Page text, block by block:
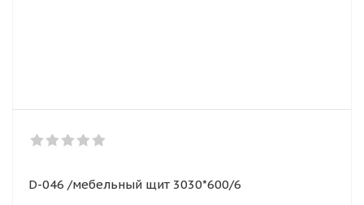
D-046 /мебельный щит 3030*600/6